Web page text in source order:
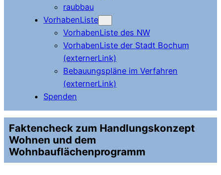
raubbau
VorhabenListe
VorhabenListe des NW
VorhabenListe der Stadt Bochum
(externerLink)
Bebauungspläne im Verfahren
(externerLink)
Spenden
Faktencheck zum Handlungskonzept
Wohnen und dem
Wohnbauflächenprogramm